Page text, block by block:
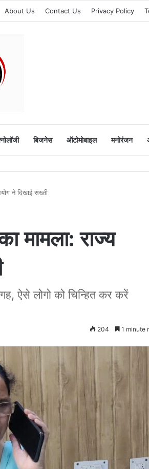
About Us Contact Us Privacy Policy
बिजनेस ऑटोमोबाइल मनोरंजन
ने दिखाई सख्ती
मामला: राज्य
ऐसे लोगो को चिन्हित कर करें
204 1 minute